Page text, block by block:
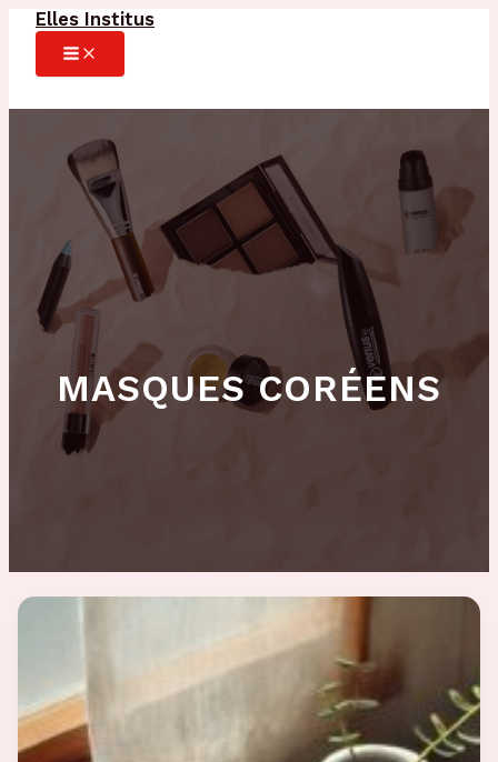
Aller
contenu
Elles Institus
MAIN
MENU
MASQUES CORÉENS